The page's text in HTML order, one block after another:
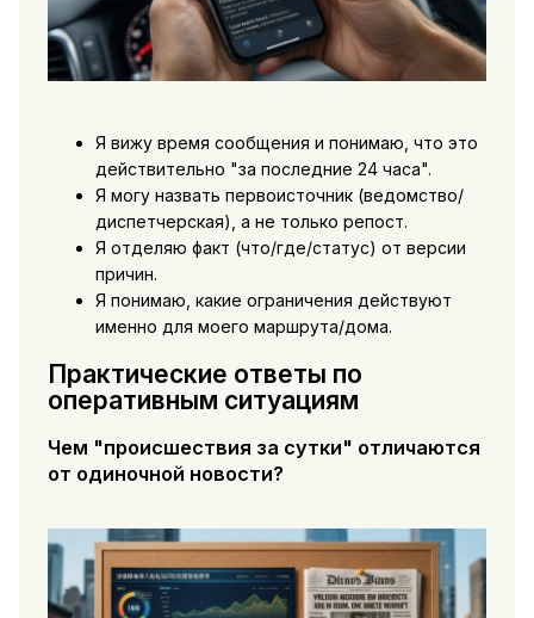
Я вижу время сообщения и понимаю, что это
действительно "за последние 24 часа".
Я могу назвать первоисточник (ведомство/
диспетчерская), а не только репост.
Я отделяю факт (что/где/статус) от версии
причин.
Я понимаю, какие ограничения действуют
именно для моего маршрута/дома.
Практические ответы по
оперативным ситуациям
Чем "происшествия за сутки" отличаются
от одиночной новости?